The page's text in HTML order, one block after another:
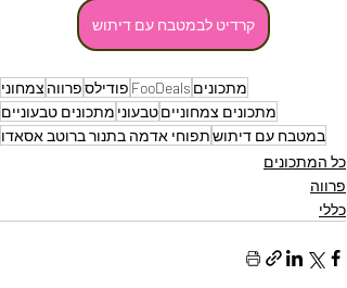
קרדיט לבמטבח עם דיתוש
מתכונים FooDeals פודילספרווה צמחוני
מתכונים צמחונייםטבעוני מתכונים טבעוניים
במטבח עם דיתושתפוחי אדמה בתנור ברוטב אסאדו
כל המתכונים
פרווה
כללי